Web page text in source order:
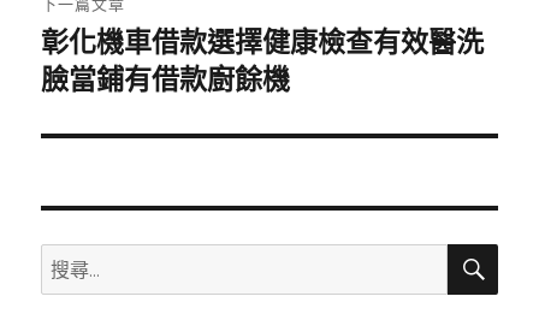
下
一
文
彰化機車借款選擇健康檢查有效醫洗
臉當鋪有借款廚餘機
搜
尋
搜